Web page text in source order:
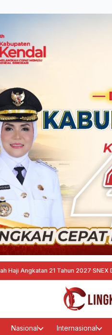
21 Tahun 2027·SNEX
Nasional Internasional